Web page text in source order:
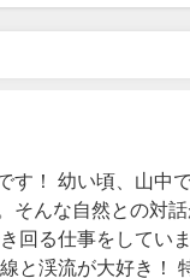
す！ 幼い頃、山中
んな自然との対
回る仕事をしてい
と渓流が大好き！